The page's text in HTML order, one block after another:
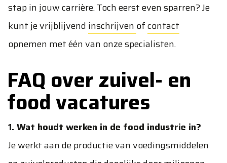
stap in jouw carrière. Toch eerst even sparren? Je
kunt je vrijblijvend inschrijven ofcontact
opnemen met één van onze specialisten.
FAQ over zuivel- en
food vacatures
1. Wat houdt werken in de food industrie in?
Je werkt aan de productie van voedingsmiddelen